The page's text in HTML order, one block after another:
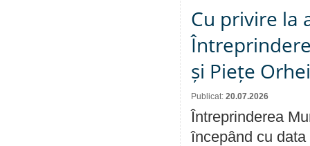
Cu privire la
și Piețe
Publicat: 20.07.2026
Întreprinderea
începând cu